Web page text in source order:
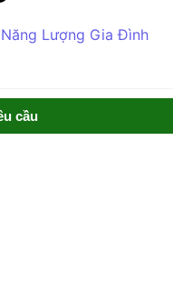
Lượng Gia Đình
cầu